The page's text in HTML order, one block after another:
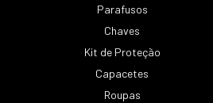
Parafusos
Chaves
Kit de Proteção
Capacetes
Roupas